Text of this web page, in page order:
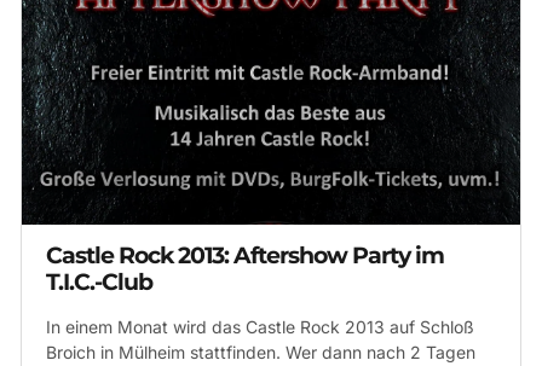
Castle Rock 2013: Aftershow Party im
T.I.C.-Club
In einem Monat wird das Castle Rock 2013 auf Schloß
Broich in Mülheim stattfinden. Wer dann nach 2 Tagen